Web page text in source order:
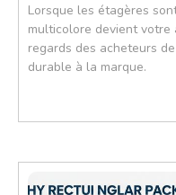
Lorsque les étagères
multicolore devient
regards des acheteurs
durable à la marque.